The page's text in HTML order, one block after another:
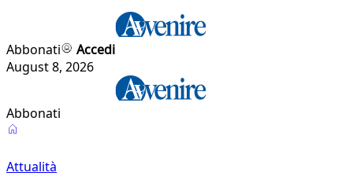
Abbonati
Accedi
August 8, 2026
Abbonati
Attualità